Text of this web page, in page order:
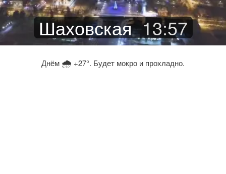
Шаховская 13:57
Днём 🌧 +27°. Будет мокро и прохладно.